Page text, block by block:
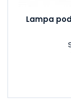
Lampa